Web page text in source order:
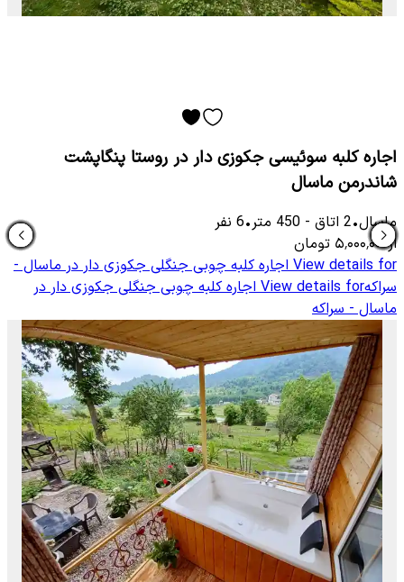
اجاره کلبه سوئیسی جکوزی دار در روستا پنگاپشت
شاندرمن ماسال
ماسال•
2 اتاق -
450 متر•
6 نفر
از۵٬۰۰۰٬۰۰۰ تومان
View details for اجاره کلبه چوبی جنگلی جکوزی دار در ماسال -
سراکهView details for اجاره کلبه چوبی جنگلی جکوزی دار در
ماسال - سراکه